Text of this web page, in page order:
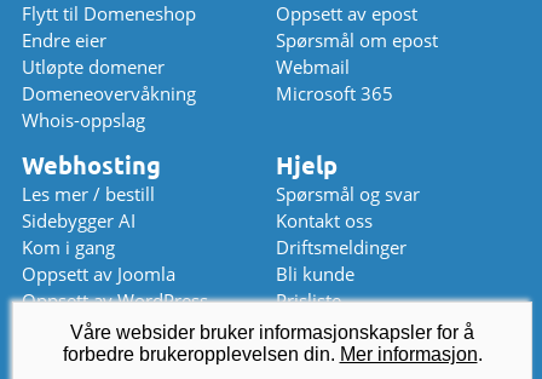
Flytt til Domeneshop
Endre eier
Utløpte domener
Domeneovervåkning
Whois-oppslag
Oppsett av epost
Spørsmål om epost
Webmail
Microsoft 365
Webhosting
Les mer / bestill
Sidebygger AI
Kom i gang
Oppsett av Joomla
Oppsett av WordPress
Hjelp
Spørsmål og svar
Kontakt oss
Driftsmeldinger
Bli kunde
Prisliste
Chat (stengt) kundeservice@domeneshop.no
Våre websider bruker informasjonskapsler for å
forbedre brukeropplevelsen din. Mer informasjon.